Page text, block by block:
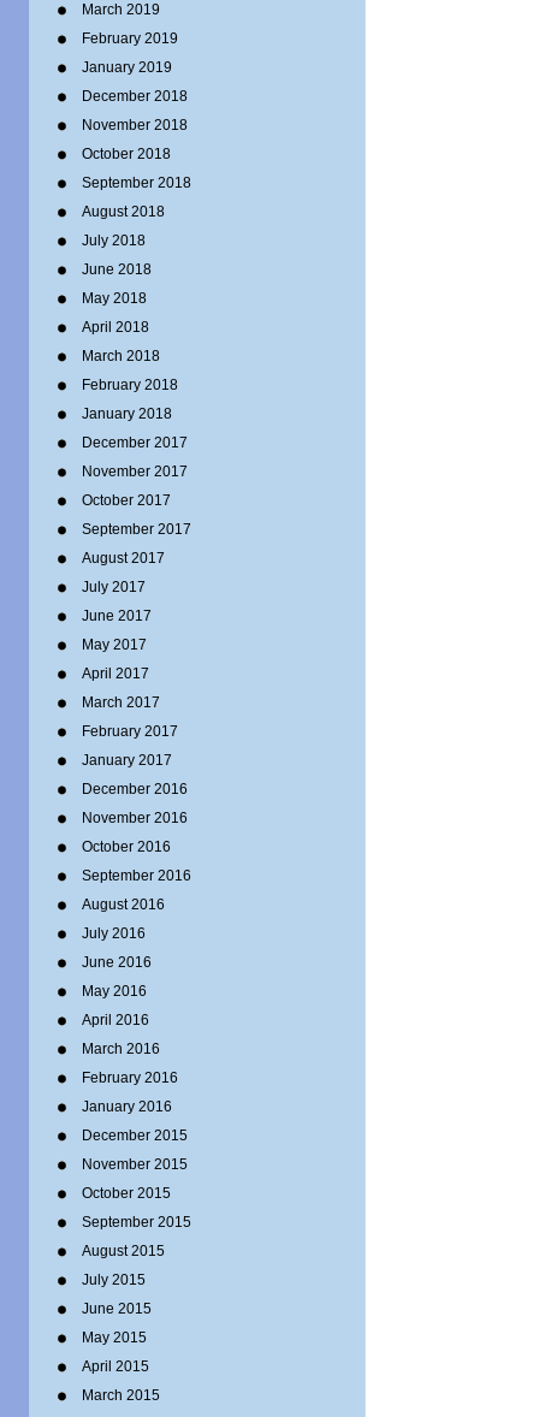
March 2019
February 2019
January 2019
December 2018
November 2018
October 2018
September 2018
August 2018
July 2018
June 2018
May 2018
April 2018
March 2018
February 2018
January 2018
December 2017
November 2017
October 2017
September 2017
August 2017
July 2017
June 2017
May 2017
April 2017
March 2017
February 2017
January 2017
December 2016
November 2016
October 2016
September 2016
August 2016
July 2016
June 2016
May 2016
April 2016
March 2016
February 2016
January 2016
December 2015
November 2015
October 2015
September 2015
August 2015
July 2015
June 2015
May 2015
April 2015
March 2015